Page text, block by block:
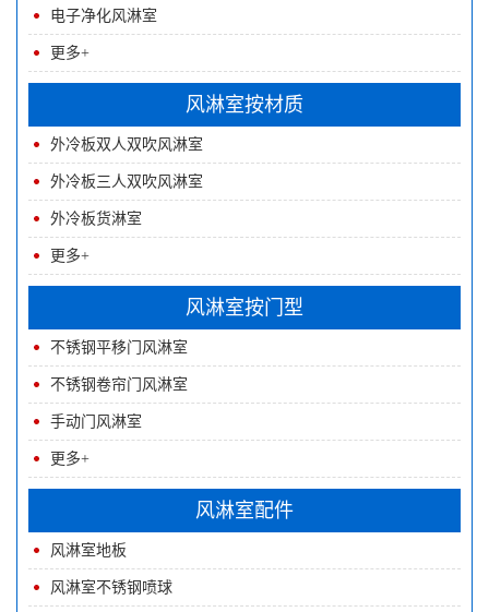
电子净化风淋室
更多+
风淋室按材质
外冷板双人双吹风淋室
外冷板三人双吹风淋室
外冷板货淋室
更多+
风淋室按门型
不锈钢平移门风淋室
不锈钢卷帘门风淋室
手动门风淋室
更多+
风淋室配件
风淋室地板
风淋室不锈钢喷球